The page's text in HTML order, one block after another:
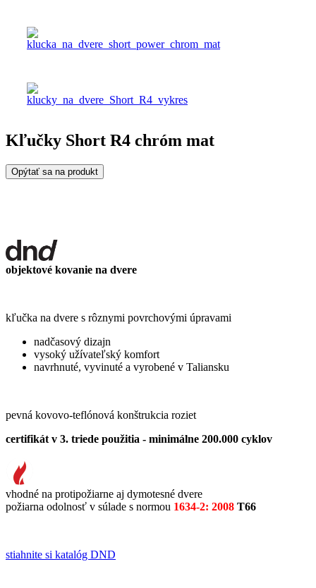
Kľučky Short R4 chróm mat
Opýtať sa na produkt
objektové kovanie na dvere
kľučka na dvere s rôznymi povrchovými úpravami
nadčasový dizajn
vysoký užívateľský komfort
navrhnuté, vyvinuté a vyrobené v Taliansku
pevná kovovo-teflónová konštrukcia roziet
certifikát v 3. triede použitia - minimálne 200.000 cyklov
vhodné na protipožiarne aj dymotesné dvere
požiarna odolnosť v súlade s normou 1634-2: 2008 T66
stiahnite si katalóg DND